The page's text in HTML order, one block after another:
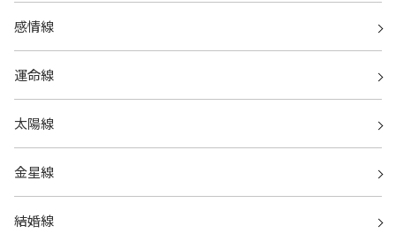
感情線
運命線
太陽線
金星線
結婚線